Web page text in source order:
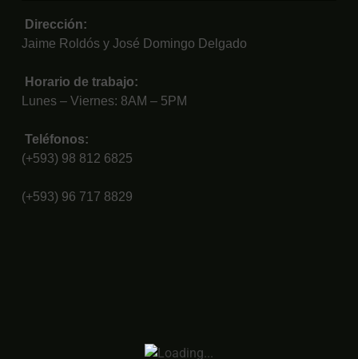
Dirección:
Jaime Roldós y José Domingo Delgado
Horario de trabajo:
Lunes – Viernes: 8AM – 5PM
Teléfonos:
(+593) 98 812 6825
(+593) 96 717 8829